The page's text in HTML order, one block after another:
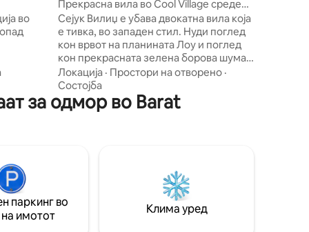
во
за
Прекрасна вила во Cool Village среде
Пајн Форест
Сејук Вилиџ е убава двокатна вила која
е тивка, во западен стил. Нуди поглед
кон врвот на планината Лоу и поглед
кон прекрасната зелена борова шума
со звукот на речната вода. Вила со
удобности : 4 спални соби. 4 бањи со
топла вода Пространа дневна соба на
приземје и горни катови со различен
Локација · Простори на отворено ·
Состојба
за одмор во Barat
паркинг во
имотот
Клима уред